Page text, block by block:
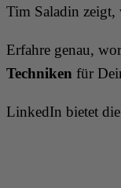
Tim Saladin zeigt,
Erfahre genau,
Techniken für
LinkedIn bietet